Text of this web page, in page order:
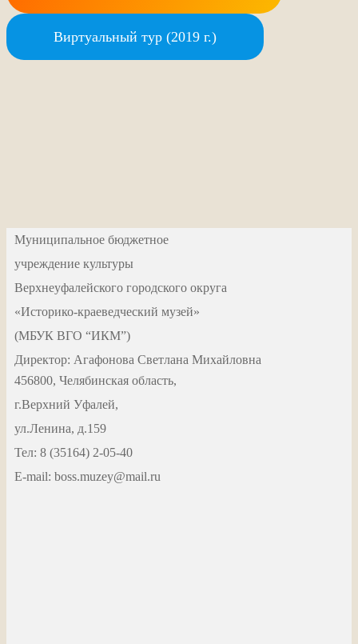
Виртуальный тур (2019 г.)
Муниципальное бюджетное
учреждение культуры
Верхнеуфалейского городского округа
«Историко-краеведческий музей»
(МБУК ВГО “ИКМ”)
Директор: Агафонова Светлана Михайловна
456800, Челябинская область,
г.Верхний Уфалей,
ул.Ленина, д.159
Тел: 8 (35164) 2-05-40
Е-mail: boss.muzey@mail.ru